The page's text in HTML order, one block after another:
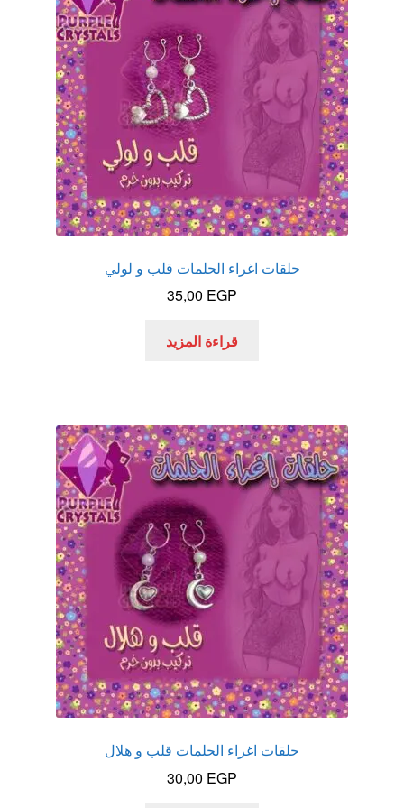
حلقات اغراء الحلمات قلب و لولي
35,00 EGP
قراءة المزيد
حلقات اغراء الحلمات قلب و هلال
30,00 EGP